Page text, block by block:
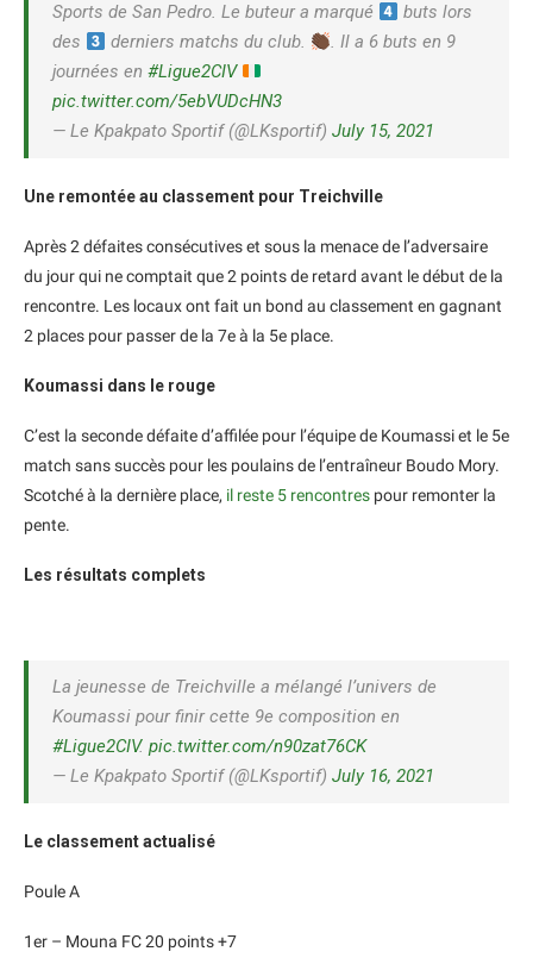
Sports de San Pedro. Le buteur a marqué
buts lors
des
derniers matchs du club.
. Il a 6 buts en 9
journées en #Ligue2CIV
pic.twitter.com/5ebVUDcHN3
— Le Kpakpato Sportif (@LKsportif) July 15, 2021
Une remontée au classement pour Treichville
Après 2 défaites consécutives et sous la menace de l’adversaire
du jour qui ne comptait que 2 points de retard avant le début de la
rencontre. Les locaux ont fait un bond au classement en gagnant
2 places pour passer de la 7e à la 5e place.
Koumassi dans le rouge
C’est la seconde défaite d’affilée pour l’équipe de Koumassi et le 5e
match sans succès pour les poulains de l’entraîneur Boudo Mory.
Scotché à la dernière place, il reste 5 rencontres pour remonter la
pente.
Les résultats complets
La jeunesse de Treichville a mélangé l’univers de
Koumassi pour finir cette 9e composition en
#Ligue2CIV. pic.twitter.com/n90zat76CK
— Le Kpakpato Sportif (@LKsportif) July 16, 2021
Le classement actualisé
Poule A
1er – Mouna FC 20 points +7